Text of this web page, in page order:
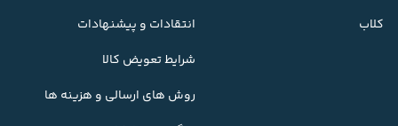
کلاب
انتقادات و پیشنهادات
شرایط تعویض کالا
روش های ارسالی و هزینه ها